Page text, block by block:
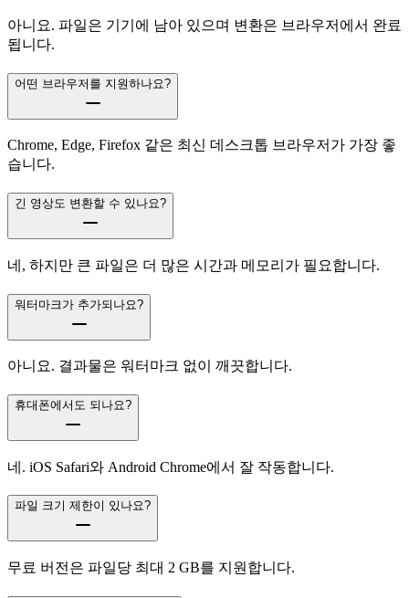
아니요. 파일은 기기에 남아 있으며 변환은 브라우저에서 완료
됩니다.
어떤 브라우저를 지원하나요?
Chrome, Edge, Firefox 같은 최신 데스크톱 브라우저가 가장 좋
습니다.
긴 영상도 변환할 수 있나요?
네, 하지만 큰 파일은 더 많은 시간과 메모리가 필요합니다.
워터마크가 추가되나요?
아니요. 결과물은 워터마크 없이 깨끗합니다.
휴대폰에서도 되나요?
네. iOS Safari와 Android Chrome에서 잘 작동합니다.
파일 크기 제한이 있나요?
무료 버전은 파일당 최대 2 GB를 지원합니다.